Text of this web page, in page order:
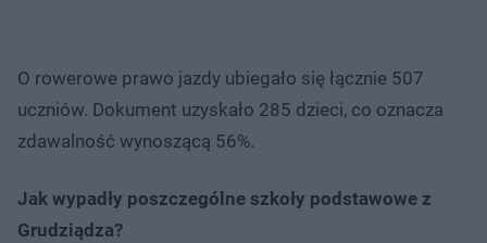
O rowerowe prawo jazdy ubiegało się łącznie 507
uczniów. Dokument uzyskało 285 dzieci, co oznacza
zdawalność wynoszącą 56%.
Jak wypadły poszczególne szkoły podstawowe z
Grudziądza?